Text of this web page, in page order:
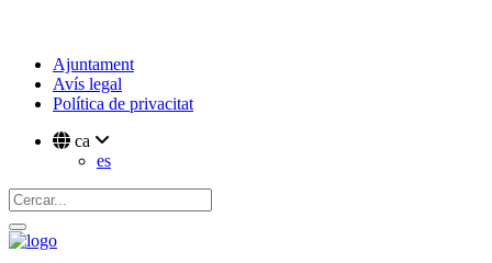
Ajuntament
Avís legal
Política de privacitat
ca
es